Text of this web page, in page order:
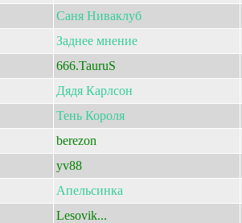
Саня Ниваклуб
Заднее мнение
666.TauruS
Дядя Карлсон
Тень Короля
berezon
yv88
Апельсинка
Lesovik...